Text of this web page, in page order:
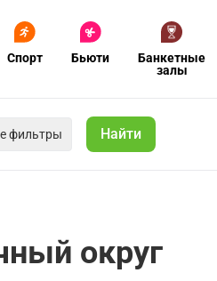
Спорт Бьюти
Банкетные
залы
фильтры Найти
округ